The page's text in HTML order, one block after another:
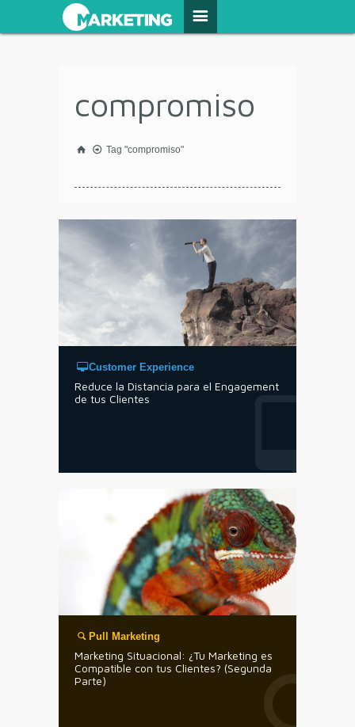
compromiso
Tag "compromiso"
Customer Experience
Reduce la Distancia para el Engagement
de tus Clientes
Pull Marketing
Marketing Situacional: ¿Tu Marketing es
Compatible con tus Clientes? (Segunda
Parte)